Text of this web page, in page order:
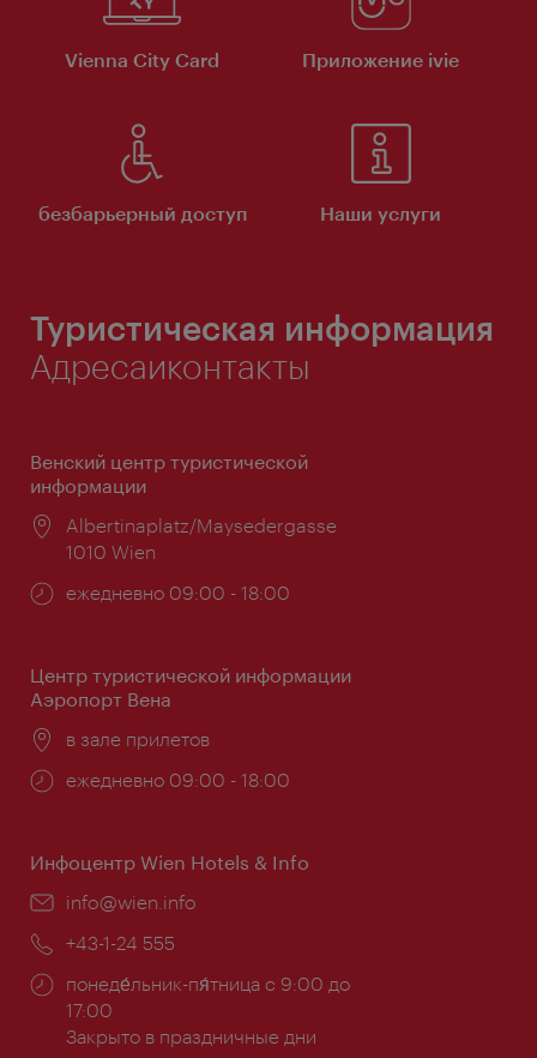
Vienna City Card Приложение ivie
безбарьерный доступ Наши услуги
Туристическая информация
Адресаиконтакты
Венский центр туристической
информации
Расположение:
Albertinaplatz/Maysedergasse
1010 Wien
Часы
ежедневно 09:00 - 18:00
Центр туристической информации
Аэропорт Вена
Расположение:
в зале прилетов
Часы
ежедневно 09:00 - 18:00
Инфоцентр Wien Hotels & Info
Эл.
info@wien.info
Телефон:
+43-1-24 555
Часы
работы:
понеде́льник-пя́тница с 9:00 до
17:00
Закрыто в праздничные дни